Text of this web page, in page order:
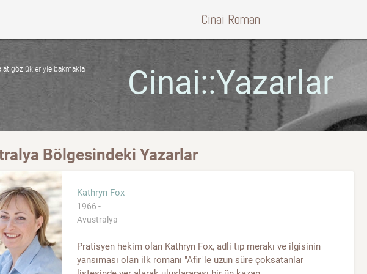
Cinai Roman
at gözlükleriyle bakmakla
Cinai::Yazarlar
Bölgesindeki Yazarlar
Kathryn Fox
1966 -
Avustralya
Pratisyen hekim olan Kathryn Fox, adli tıp merakı ve ilgisinin
yansıması olan ilk romanı "Afir"le uzun süre çoksatanlar